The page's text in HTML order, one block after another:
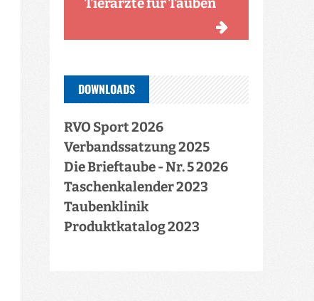
DOWNLOADS
RVO Sport 2026
Verbandssatzung 2025
Die Brieftaube - Nr. 5 2026
Taschenkalender 2023
Taubenklinik
Produktkatalog 2023